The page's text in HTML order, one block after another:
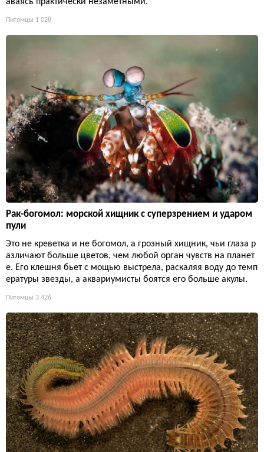
аваясь практически незаметными.
Питомцы 1 028
Рак-богомол: морской хищник с суперзрением и ударом
пули
Это не креветка и не богомол, а грозный хищник, чьи глаза р
азличают больше цветов, чем любой орган чувств на планет
е. Его клешня бьет с мощью выстрела, раскаляя воду до темп
ературы звезды, а аквариумисты боятся его больше акулы.
Питомцы 3 426